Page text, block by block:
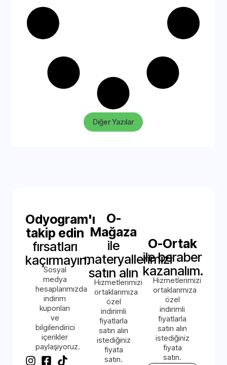
Diğer Yazılar
Odyogram'ı
takip edin
fırsatları
kaçırmayın.
Sosyal
medya
hesaplarımızda
indirim
kuponları
ve
bilgilendirici
içerikler
paylaşıyoruz.
O-
Mağaza
ile
materyallerimizi
satın alın
Hizmetlerimizi
ortaklarımıza
özel
indirimli
fiyatlarla
satın alın
istediğiniz
fiyata
satın.
O-Ortak
ile beraber
kazanalım.
Hizmetlerimizi
ortaklarımıza
özel
indirimli
fiyatlarla
satın alın
istediğiniz
fiyata
satın.